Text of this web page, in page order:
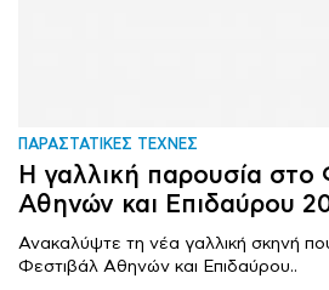
ΠΑΡΑΣΤΑΤΙΚΕΣ ΤΕΧΝΕΣ
Η γαλλική παρουσία στο
Αθηνών και Επιδαύρου
Ανακαλύψτε τη νέα γαλλική σκηνή
Φεστιβάλ Αθηνών και Επιδαύρου..